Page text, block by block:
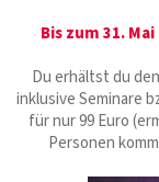
Bis zum 31.
Du erhältst du
inklusive Seminare
für nur 99 Euro
Personen